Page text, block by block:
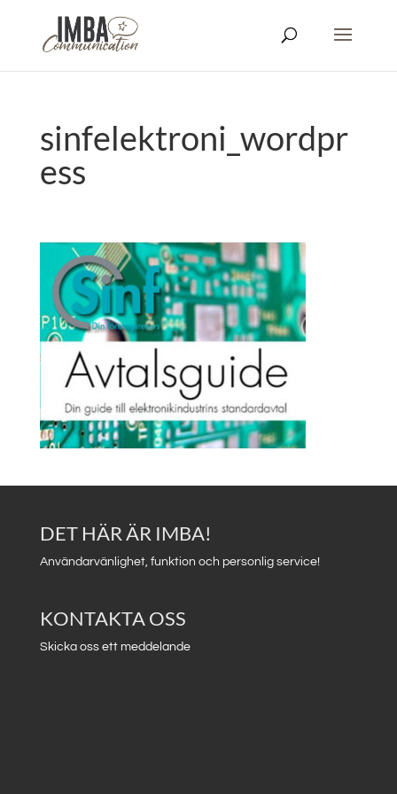
sinfelektroni_wordpr
ess
DET HÄR ÄR IMBA!
Användarvänlighet, funktion och personlig service!
KONTAKTA OSS
Skicka oss ett meddelande